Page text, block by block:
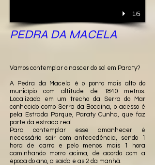
1/5
PEDRA DA MACELA
Vamos contemplar o nascer do sol em Paraty?
A Pedra da Macela é o ponto mais alto do
município com altitude de 1840 metros.
Localizada em um trecho da Serra do Mar
conhecido como Serra da Bocaina, o acesso é
pela Estrada Parque, Paraty Cunha, que faz
parte da estrada real.
Para contemplar esse amanhecer é
necessário sair com antecedência, sendo 1
hora de carro e pelo menos mais 1 hora
caminhando morro acima, de acordo com a
época do ano, a saída é as 2 da manhã.